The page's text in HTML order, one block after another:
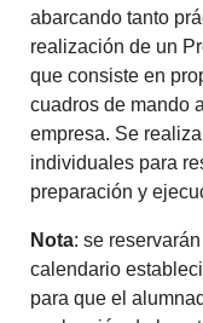
abarcando tanto
realización de un
que consiste en
cuadros de mando
empresa. Se
individuales para
preparación y
Nota: se
calendario
para que el